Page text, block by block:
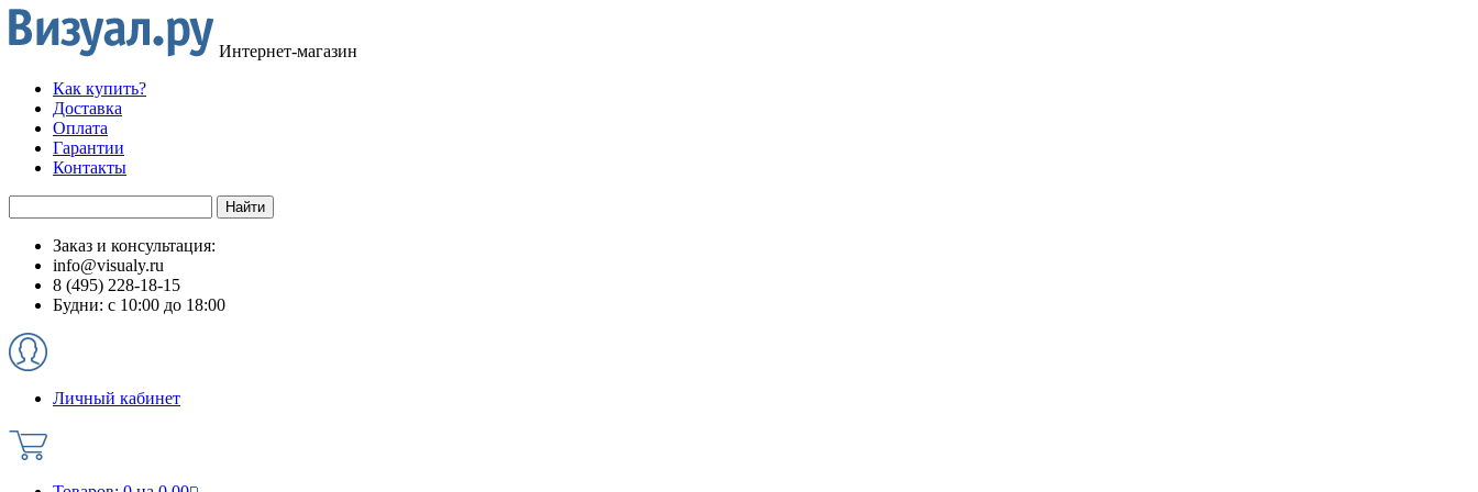
Интернет-магазин
Как купить?
Доставка
Оплата
Гарантии
Контакты
Заказ и консультация:
info@visualy.ru
8 (495) 228-18-15
Будни: с 10:00 до 18:00
Личный кабинет